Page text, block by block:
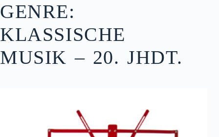
GENRE:
KLASSISCHE
MUSIK – 20. JHDT.